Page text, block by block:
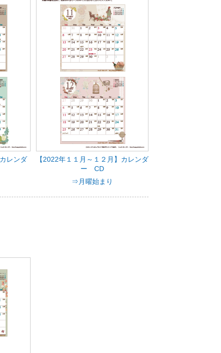
レンダ
【2022年１１月～１２月】カレンダ
ー CD
⇒月曜始まり